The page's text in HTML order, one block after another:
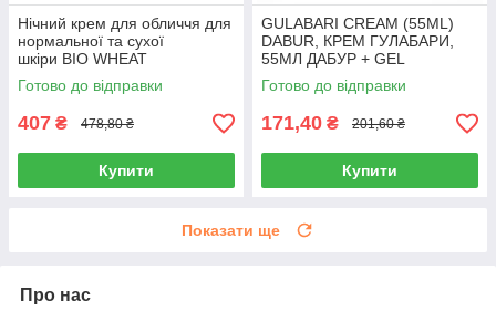
Нічний крем для обличчя для
нормальної та сухої
шкіри BIO WHEAT
CREAM BIOTIQ 50 г
поживний аюрведичний Біотік
Готово до відправки
407 ₴ 478,80 ₴
Купити
GULABARI CREAM (55ML)
DABUR, КРЕМ ГУЛАБАРИ,
55МЛ ДАБУР + GEL
Готово до відправки
171,40 ₴ 201,60 ₴
Купити
Показати ще
Про нас